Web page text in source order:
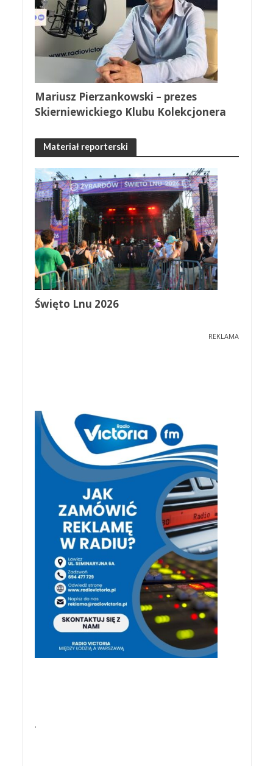
Mariusz Pierzankowski – prezes
Skierniewickiego Klubu Kolekcjonera
Materiał reporterski
Święto Lnu 2026
REKLAMA
.